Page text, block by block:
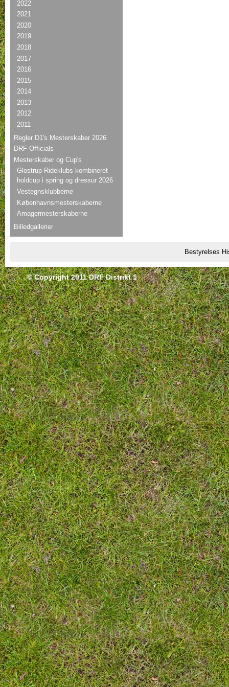
2022
2021
2020
2019
2018
2017
2016
2015
2014
2013
2012
2011
Regler D1's Mesterskaber 2026
DRF Officials
Mesterskaber og Cup's
Glostrup Rideklubs kombineret
holdcup i spring og dressur 2026
Vestegnsklubberne
Københavnsmesterskaberne
Amagermesterskaberne
Billedgallerier
Bestyrelses
© Copyright 2011 DRF Distrikt 1